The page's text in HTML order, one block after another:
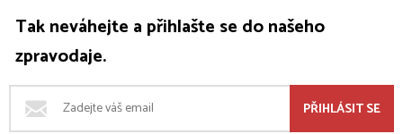
Tak neváhejte a přihlašte se do našeho
zpravodaje.
PŘIHLÁSIT SE